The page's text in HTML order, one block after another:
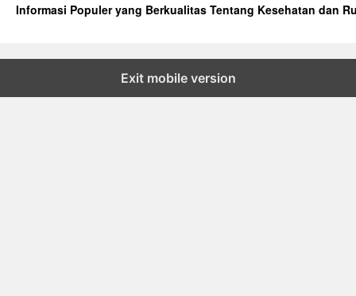
Informasi Populer yang Berkualitas Tentang Kesehatan dan
Exit mobile version